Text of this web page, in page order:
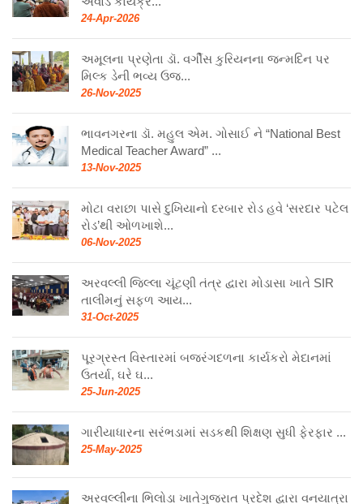
24-Apr-2026
અમૂલના પ્રણેતા ડૉ. વર્ગીસ કુરિયનના જન્મદિન પર
મિલ્ક ડેની ભવ્ય ઉજ...
26-Nov-2025
ભાવનગરના ડૉ. મહુલ એમ. ગોસાઈ ને “National Best
Medical Teacher Award” ...
13-Nov-2025
મોટા વરાછા પાસે દુખિયાનો દરબાર રોડ હવે ‘સરદાર પટેલ
રોડ’થી ઓળખાશે...
06-Nov-2025
અરવલ્લી જિલ્લા ચૂંટણી તંત્ર દ્વારા મોડાસા ખાતે SIR
તાલીમનું સફળ આય...
31-Oct-2025
પૂરગ્રસ્ત વિસ્તારમાં બજરંગદળના કાર્યકરો મેદાનમાં
ઉતર્યા, ઘરે ઘ...
25-Jun-2025
ગારીયાધારના સરંભડામાં સડકથી શિક્ષણ સુધી ફેરફાર ...
25-May-2025
અરવલ્લીના ભિલોડા ખાતેગુજરાત પ્રદેશ દ્વારા વનયાત્રા